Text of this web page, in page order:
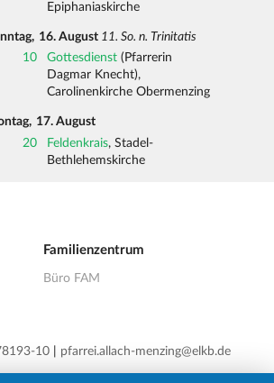
Epiphaniaskirche
16. August 11. So. n. Trinitatis
10
Gottesdienst (Pfarrerin
Dagmar Knecht),
Carolinenkirche Obermenzing
17. August
20
Feldenkrais, Stadel-
Bethlehemskirche
Familienzentrum
Büro FAM
10 pfarrei.allach-menzing@elkb.de